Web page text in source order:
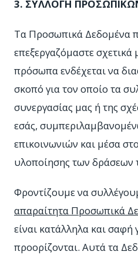
3. ΣΥΛΛΟΓΗ
Τα Προσωπικά Δεδομένα
επεξεργαζόμαστε
πρόσωπα ενδέχεται να
σκοπό για τον οποίο τα
συνεργασίας μας ή της
εσάς,
επικοινωνιών και μέσα
υλοποίησης των δράσεων
Φροντίζουμε να
απαραίτητα Προσωπικά
είναι κατάλληλα και
προορίζονται. Αυτά τα